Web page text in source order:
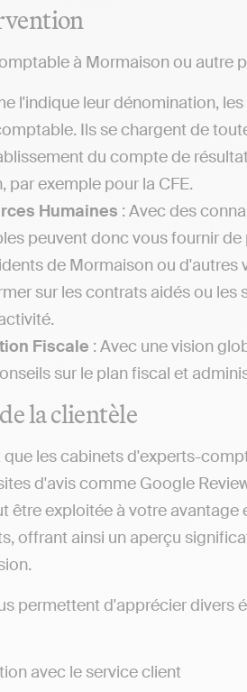
à Mormaison ou autre
l'indique leur dénomination,
Ils se chargent de
du compte de
exemple pour la CFE.
Humaines : Avec des
peuvent donc vous fournir
de Mormaison ou
sur les contrats aidés ou
Fiscale : Avec une vision
sur le plan fiscal et
la clientèle
les cabinets d'experts-
d'avis comme Google
être exploitée à votre
offrant ainsi un aperçu
permettent d'apprécier
avec le service client